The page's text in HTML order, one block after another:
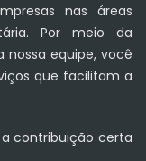
nas áreas
Por meio da
equipe, você
que facilitam a
contribuição certa